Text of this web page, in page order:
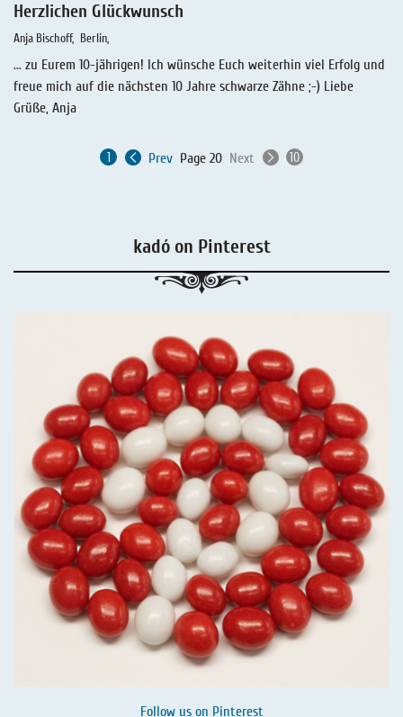
Herzlichen Glückwunsch
Anja Bischoff Berlin
... zu Eurem 10-jährigen! Ich wünsche Euch weiterhin viel Erfolg und
freue mich auf die nächsten 10 Jahre schwarze Zähne ;-) Liebe
Grüße, Anja
Prev Page 20 Next
kadó on Pinterest
Follow us on Pinterest